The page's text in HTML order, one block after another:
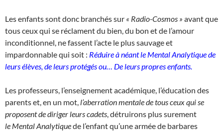
Les enfants sont donc branchés sur « Radio-Cosmos » avant que
tous ceux qui se réclament du bien, du bon et de l’amour
inconditionnel, ne fassent l’acte le plus sauvage et
impardonnable qui soit : Réduire à néant le Mental Analytique de
leurs élèves, de leurs protégés ou…
De leurs propres enfants.
Les professeurs, l’enseignement académique, l’éducation des
parents et, en un mot, l’aberration mentale de tous ceux qui se
proposent de diriger leurs cadets , détruirons plus surement
le Mental Analytiquede l’enfant qu’une armée de barbares